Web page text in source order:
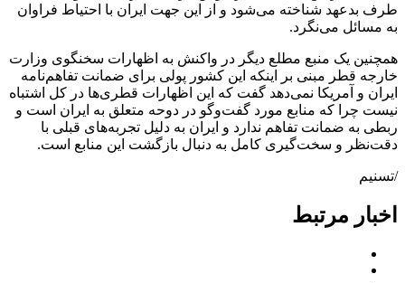
طرف بدعهد شناخته می‌شود و از این جهت ایران با احتیاط فراوان
به مسائل می‌نگرد.
همچنین یک منبع مطلع دیگر در واکنش به اظهارات سخنگوی وزارت
خارجه قطر مبنی بر اینکه این کشور پولی برای ضمانت تفاهم‌نامه
ایران و آمریکا نمی‌دهد گفت که این اظهارات قطری‌ها در کل اشتباه
نیست چرا که منابع مورد گفت‌و‌گو در دوحه متعلق به ایران است و
ربطی به ضمانت تفاهم ندارد و ایران به دلیل تجربه‌های قبلی با
دقت‌نظر و سخت‌گیری کامل به دنبال بازگشت این منابع است.
/تسنیم
اخبار مرتبط